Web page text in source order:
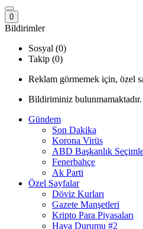
0
Bildirimler
Sosyal (0)
Takip (0)
Reklam görmemek için, özel
Bildiriminiz bulunmamaktadır.
Gündem
Son Dakika
Korona Virüs
ABD Başkanlık
Fenerbahçe
Ak Parti
Özel Sayfalar
Döviz Kurları
Gazete Manşetleri
Kripto Para Piyasaları
Hava Durumu #2